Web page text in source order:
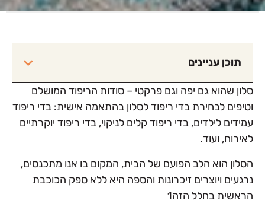
תוכן עניינים
סלון שהוא גם יפה וגם פרקטי – סודות הריפוד המושלם
וטיפים לבחירת בדי ריפוד לסלון בהתאמה אישית: בדי ריפוד
עמידים לילדים, בדי ריפוד קלים לניקוי, בדי ריפוד יוקרתיים
לאירוח, ועוד.
הסלון הוא הלב הפועם של הבית, המקום בו אנו מתכנסים,
נרגעים ויוצרים זיכרונות והספה היא ללא ספק הכוכבת
הראשית בחלל הזה1